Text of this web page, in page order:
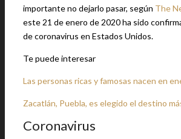
importante no dejarlo pasar, según The
este 21 de enero de 2020 ha sido
de coronavirus en Estados Unidos.
Te puede interesar
Las personas ricas y famosas nacen en
Zacatlán, Puebla, es elegido el destino
Coronavirus